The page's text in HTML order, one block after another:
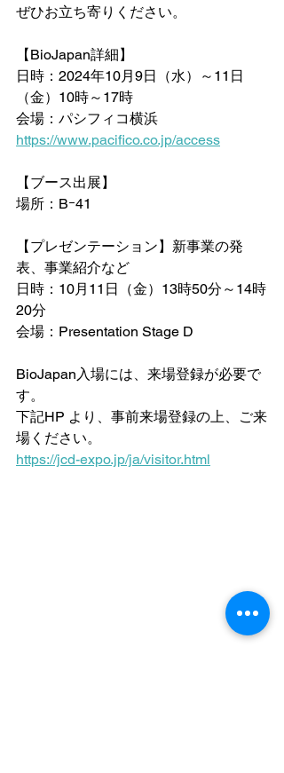
ぜひお立ち寄りください。
【BioJapan詳細】
日時：2024年10月9日（水）～11日
（金）10時～17時
会場：パシフィコ横浜
https://www.pacifico.co.jp/access
【ブース出展】
場所：Bｰ41
【プレゼンテーション】新事業の発
表、事業紹介など
日時：10月11日（金）13時50分～14時
20分
会場：Presentation Stage D
BioJapan入場には、来場登録が必要で
す。
下記HP より、事前来場登録の上、ご来
場ください。
https://jcd-expo.jp/ja/visitor.html